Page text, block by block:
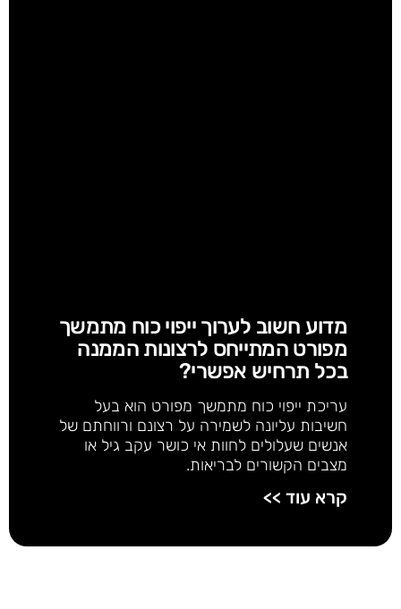
מדוע חשוב לערוך ייפוי כוח מתמשך
מפורט המתייחס לרצונות הממנה
בכל תרחיש אפשרי?
עריכת ייפוי כוח מתמשך מפורט הוא בעל
חשיבות עליונה לשמירה על רצונם ורווחתם של
אנשים שעלולים לחוות אי כושר עקב גיל או
מצבים הקשורים לבריאות.
קרא עוד >>